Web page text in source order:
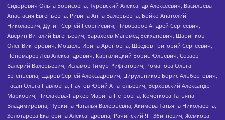
Сидорович Ольга Борисовна, Туровский Александр Алексеевич, Васильева
Анастасия Евгеньевна, Ривина Анна Валерьевна, Бойко Анатолий
Николаевич, Дугин Сергей Георгиевич, Пивоваров Андрей Сергеевич,
Аверин Виталий Евгеньевич, Барахоев Магомед Бекханович, Шарипков
Олег Викторович, Мошель Ирина Ароновна, Шведов Григорий Сергеевич,
Пономарев Лев Александрович, Каргалицкий Борис Юльевич, Созаев
Валерий Валерьевич, Исламов Тимур Рифгатович, Романова Ольга
Евгеньевна, Щаров Сергей Алексадрович, Цирульников Борис Альбертович,
Гасан Ольга Павловна, Паутов Юрий Анатольевич, Верховский Александр
Маркович, Пислакова-Паркер Марина Петровна, Кочеткова Татьяна
Владимировна, Чуркина Наталья Валерьевна, Акимова Татьяна Николаевна,
Золотарева Екатерина Александровна, Рачинский Ян Збигневич, Жемкова